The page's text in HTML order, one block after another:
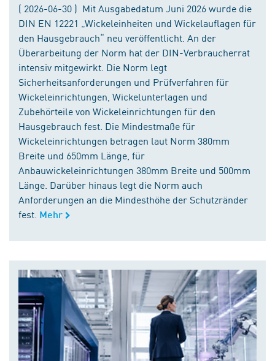
( 2026-06-30 ) Mit Ausgabedatum Juni 2026 wurde die
DIN EN 12221 „Wickeleinheiten und Wickelauflagen für
den Hausgebrauch“ neu veröffentlicht. An der
Überarbeitung der Norm hat der DIN-Verbraucherrat
intensiv mitgewirkt. Die Norm legt
Sicherheitsanforderungen und Prüfverfahren für
Wickeleinrichtungen, Wickelunterlagen und
Zubehörteile von Wickeleinrichtungen für den
Hausgebrauch fest. Die Mindestmaße für
Wickeleinrichtungen betragen laut Norm 380mm
Breite und 650mm Länge, für
Anbauwickeleinrichtungen 380mm Breite und 500mm
Länge. Darüber hinaus legt die Norm auch
Anforderungen an die Mindesthöhe der Schutzränder
fest. Mehr